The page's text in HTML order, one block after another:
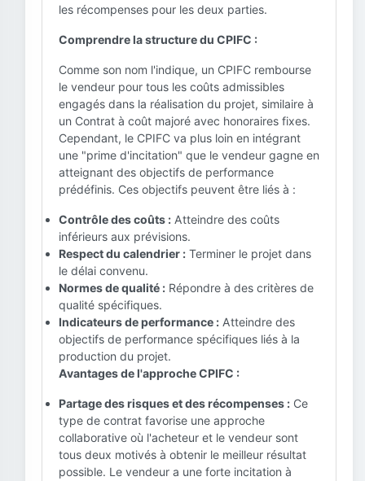
les récompenses pour les deux parties.
Comprendre la structure du CPIFC :
Comme son nom l'indique, un CPIFC rembourse
le vendeur pour tous les coûts admissibles
engagés dans la réalisation du projet, similaire à
un Contrat à coût majoré avec honoraires fixes.
Cependant, le CPIFC va plus loin en intégrant
une "prime d'incitation" que le vendeur gagne en
atteignant des objectifs de performance
prédéfinis. Ces objectifs peuvent être liés à :
Contrôle des coûts : Atteindre des coûts
inférieurs aux prévisions.
Respect du calendrier : Terminer le projet dans
le délai convenu.
Normes de qualité : Répondre à des critères de
qualité spécifiques.
Indicateurs de performance : Atteindre des
objectifs de performance spécifiques liés à la
production du projet.
Avantages de l'approche CPIFC :
Partage des risques et des récompenses : Ce
type de contrat favorise une approche
collaborative où l'acheteur et le vendeur sont
tous deux motivés à obtenir le meilleur résultat
possible. Le vendeur a une forte incitation à